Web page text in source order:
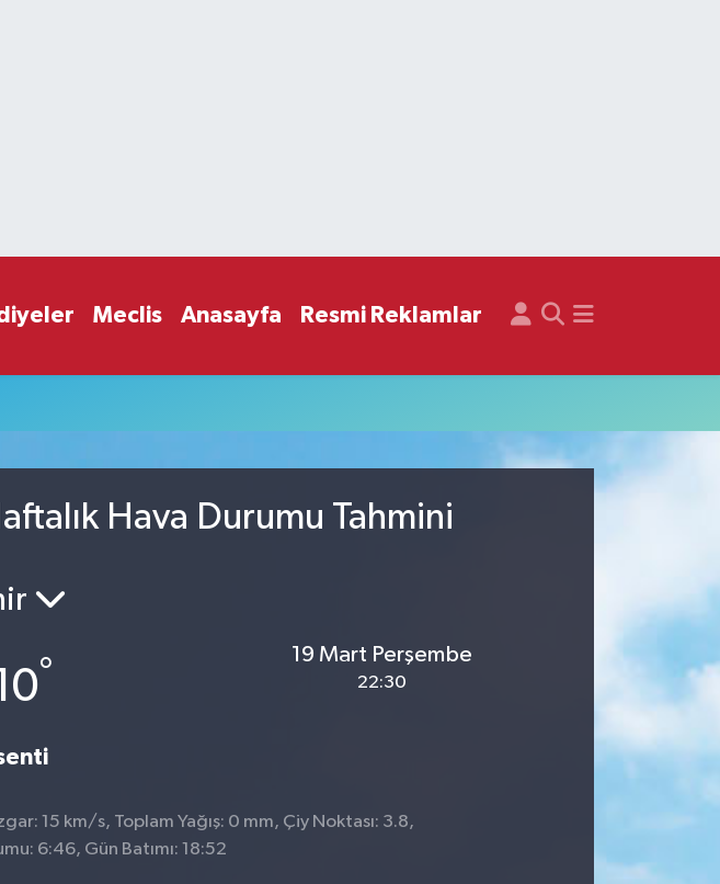
Meclis Anasayfa Resmi Reklamlar
Hava Durumu Tahmini
°
19 Mart Perşembe
22:30
15 km/s, Toplam Yağış: 0 mm, Çiy Noktası: 3.8,
6:46, Gün Batımı: 18:52